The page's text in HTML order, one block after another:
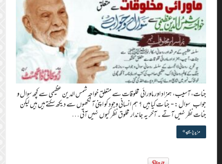
جنات، آسیب، ہمزاد اور ماورائی مخلوقات سے متعلق خواجہ شمس الدین عظیمی سے کچھ سوال و
جواب سوال:- جنا ت کیا ہیں ؟ ہم انسانی وجود کو اپنی آنکھوں سے دیکھ سکتے ہیں ہیں لیکن
جنات نظر نہیں آتے ۔ آخر یہ جاندار مخلوق نظر کیوں نہیں آتی …
مزید پڑھیے »